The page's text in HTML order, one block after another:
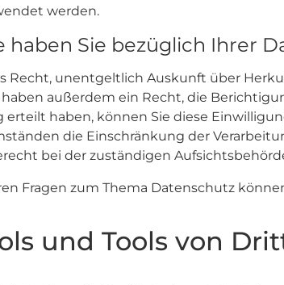
werden.
haben Sie bezüglich Ihrer
Recht, unentgeltlich Auskunft über
außerdem ein Recht, die
haben, können Sie diese
die Einschränkung der
bei der zuständigen
Fragen zum Thema Datenschutz
und Tools von